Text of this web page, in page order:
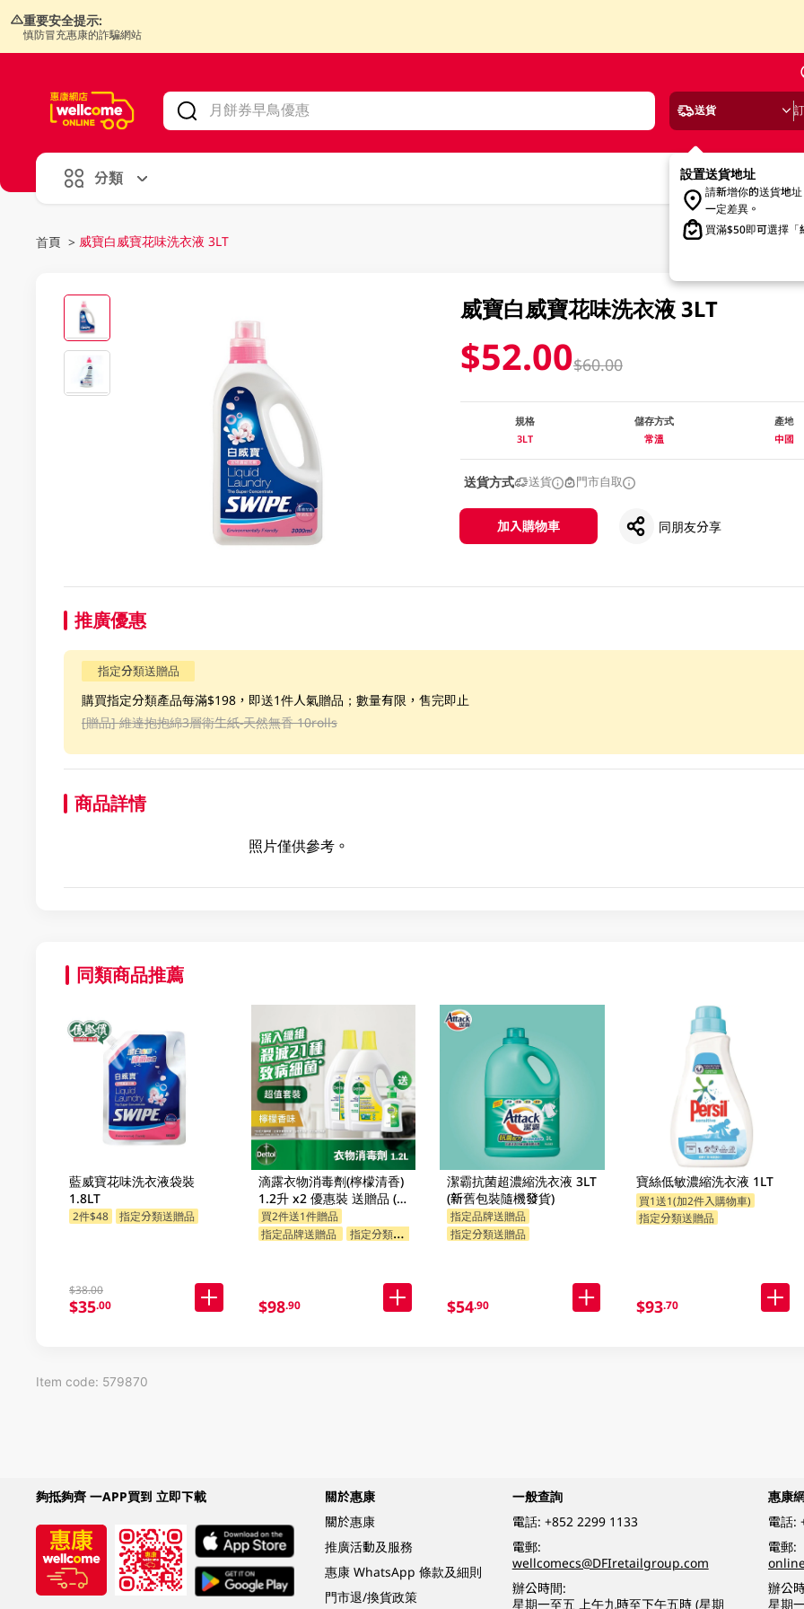
重要安全提示:
慎防冒充惠康的詐騙網站
送貨
設置送貨地址
請新增你的送貨地
一定差異。
買滿$50即可選擇「
分類
首頁 > 威寶白威寶花味洗衣液 3LT
威寶白威寶花味洗衣液 3LT
$52.00$60.00
規格
3LT
儲存方式
常溫
產地
中國
送貨方式 送貨 門市自取
加入購物車 同朋友分享
推廣優惠
指定分類送贈品
購買指定分類產品每滿$198，即送1件人氣贈品；數量有限，售完即止
[贈品] 維達抱抱綿3層衛生紙-天然無香 10rolls
商品詳情
照片僅供參考。
同類商品推薦
藍威寶花味洗衣液袋裝
1.8LT
2件$48 指定分類送贈品
$38.00
$35.00
滴露衣物消毒劑(檸檬清香)
1.2升 x2 優惠裝 送贈品 (贈
品隨機發送)
買2件送1件贈品
指定品牌送贈品
指定分類送贈品
$98.90
潔霸抗菌超濃縮洗衣液 3LT
(新舊包裝隨機發貨)
指定品牌送贈品
指定分類送贈品
$54.90
寶絲低敏濃縮洗衣液 1LT
買1送1(加2件入購物車)
指定分類送贈品
$93.70
Item code: 579870
夠抵夠齊 一APP買到 立即下載
關於惠康
關於惠康
推廣活動及服務
惠康 WhatsApp 條款及細則
門市退/換貨政策
一般查詢
電話: +852 2299 1133
電郵:
wellcomecs@DFIretailgroup.com
辦公時間:
星期一至五 上午九時至下午五時 (星期
惠康
電話:
電郵:
辦公
星期